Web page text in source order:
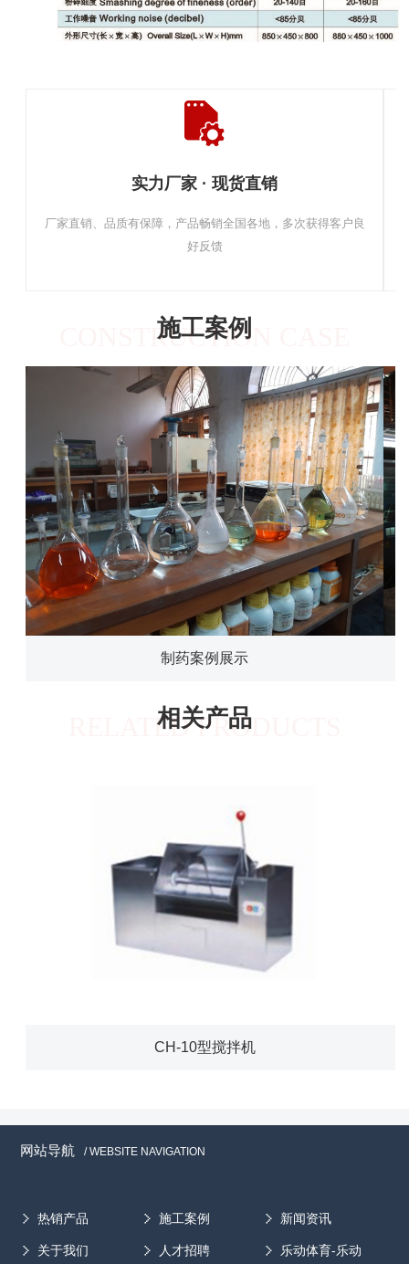
实力厂家 · 现货直销
厂家直销、品质有保障，产品畅销全国各地，多次获得客户良
好反馈
施工案例
CONSTRUCTION CASE
制药案例展示
相关产品
RELATED PRODUCTS
CH-10型搅拌机
网站导航 / WEBSITE NAVIGATION
热销产品 施工案例 新闻资讯
关于我们 人才招聘 乐动体育-乐动